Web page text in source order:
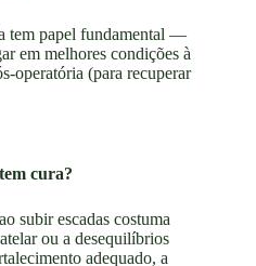
tem papel fundamental —
em melhores condições à
operatória (para recuperar
cura?
subir escadas costuma
ou a desequilíbrios
adequado, a